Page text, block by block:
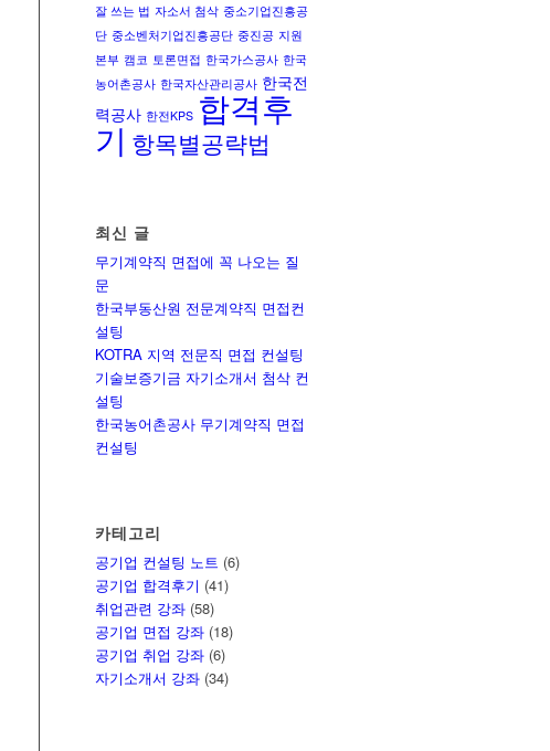
잘 쓰는 법 자소서 첨삭 중소기업진흥공
단 중소벤처기업진흥공단 중진공 지원
본부 캠코 토론면접 한국가스공사 한국
농어촌공사 한국자산관리공사 한국전
력공사 한전KPS 합격후
기 항목별공략법
최신 글
무기계약직 면접에 꼭 나오는 질
문
한국부동산원 전문계약직 면접컨
설팅
KOTRA 지역 전문직 면접 컨설팅
기술보증기금 자기소개서 첨삭 컨
설팅
한국농어촌공사 무기계약직 면접
컨설팅
카테고리
공기업 컨설팅 노트 (6)
공기업 합격후기 (41)
취업관련 강좌 (58)
공기업 면접 강좌 (18)
공기업 취업 강좌 (6)
자기소개서 강좌 (34)